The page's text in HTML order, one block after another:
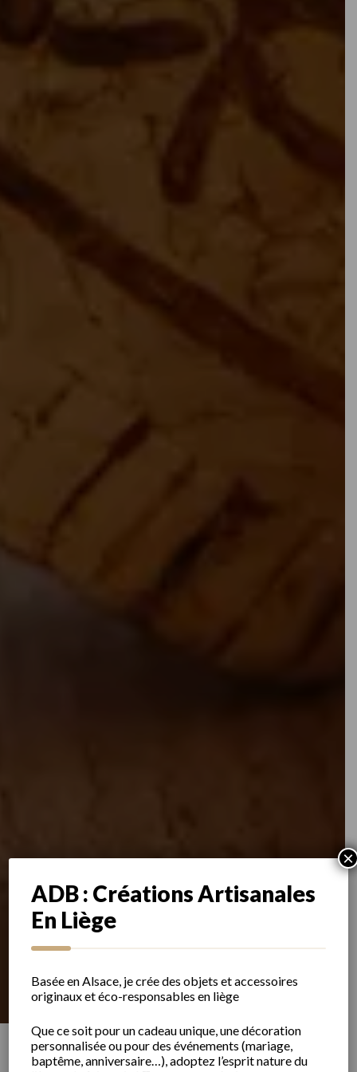
ADB : Créations Artisanales
En Liège
Basée en Alsace, je crée des objets et accessoires
originaux et éco-responsables en liège
Que ce soit pour un cadeau unique, une décoration
personnalisée ou pour des événements (mariage,
baptême, anniversaire…), adoptez l’esprit nature du
×